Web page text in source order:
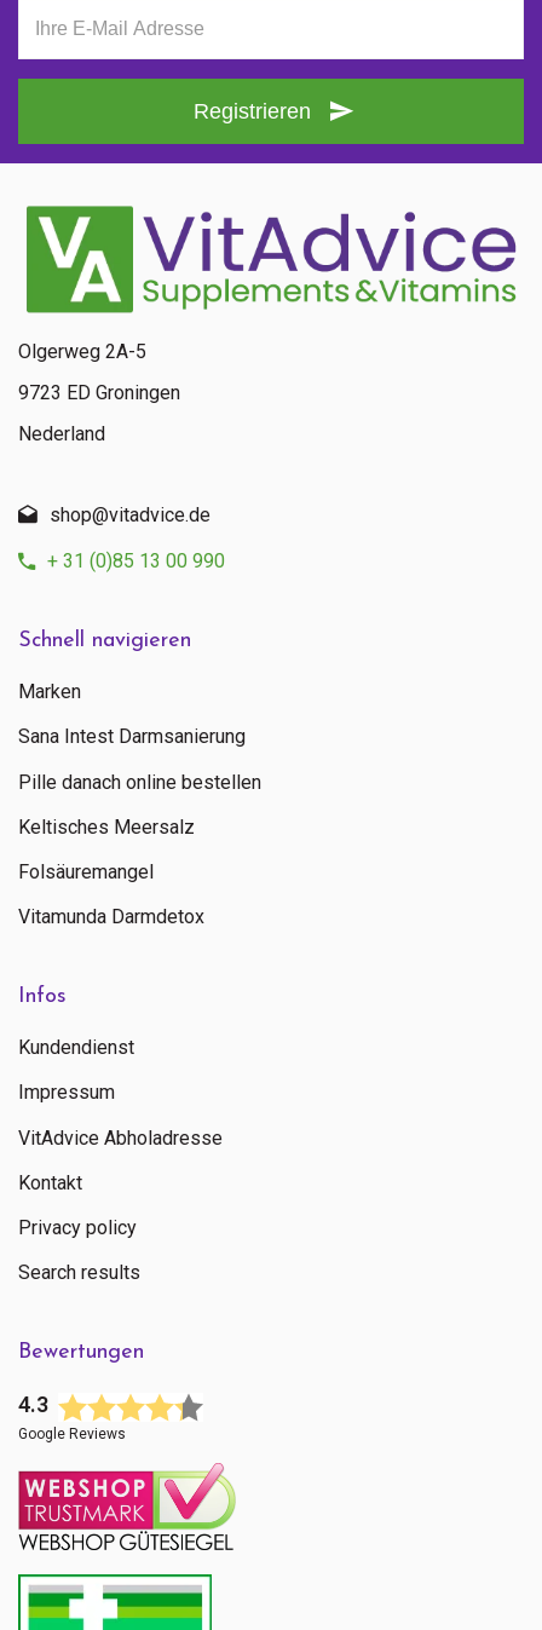
Registrieren
Schnell navigieren
Marken
Sana Intest Darmsanierung
Pille danach online bestellen
Keltisches Meersalz
Folsäuremangel
Vitamunda Darmdetox
Infos
Kundendienst
Impressum
VitAdvice Abholadresse
Kontakt
Privacy policy
Search results
Bewertungen
4.3
Google Reviews
Olgerweg 2A-5
9723 ED Groningen
Nederland
shop@vitadvice.de
+ 31 (0)85 13 00 990